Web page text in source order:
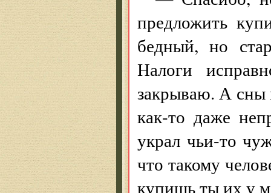
предложить
бедный, но
Налоги
закрываю. А сны
как-то даже
украл чьи-то
что такому
купишь ты их у